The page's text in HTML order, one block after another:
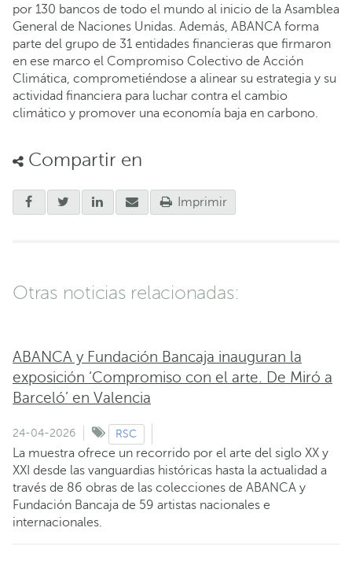
por 130 bancos de todo el mundo al inicio de la Asamblea
General de Naciones Unidas. Además, ABANCA forma
parte del grupo de 31 entidades financieras que firmaron
en ese marco el Compromiso Colectivo de Acción
Climática, comprometiéndose a alinear su estrategia y su
actividad financiera para luchar contra el cambio
climático y promover una economía baja en carbono.
Compartir en
Imprimir
Otras noticias relacionadas:
ABANCA y Fundación Bancaja inauguran la
exposición ‘Compromiso con el arte. De Miró a
Barceló’ en Valencia
24-04-2026 RSC
La muestra ofrece un recorrido por el arte del siglo XX y
XXI desde las vanguardias históricas hasta la actualidad a
través de 86 obras de las colecciones de ABANCA y
Fundación Bancaja de 59 artistas nacionales e
internacionales.